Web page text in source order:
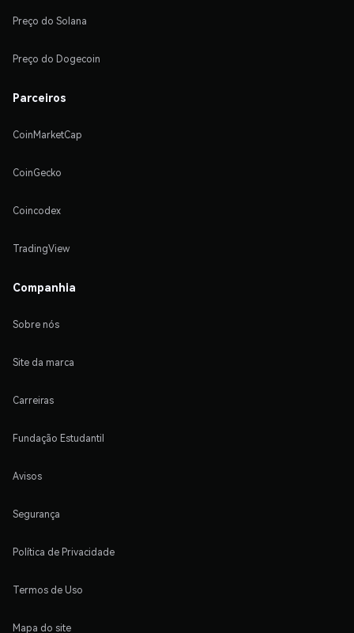
Preço do Solana
Preço do Dogecoin
Parceiros
CoinMarketCap
CoinGecko
Coincodex
TradingView
Companhia
Sobre nós
Site da marca
Carreiras
Fundação Estudantil
Avisos
Segurança
Política de Privacidade
Termos de Uso
Mapa do site